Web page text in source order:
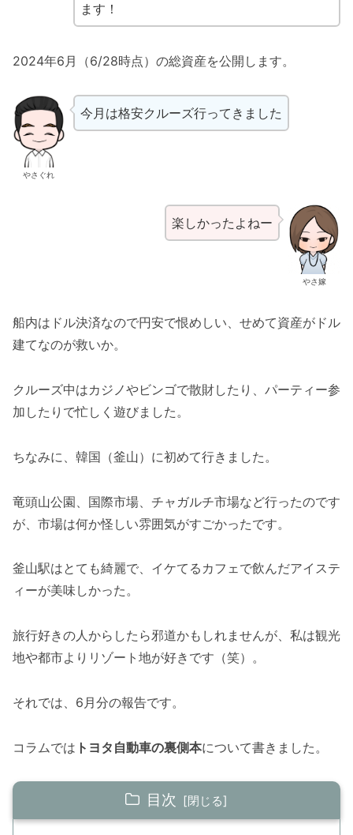
ます！
2024年6月（6/28時点）の総資産を公開します。
やさぐれ
今月は格安クルーズ行ってきました
やさ嫁
楽しかったよねー
船内はドル決済なので円安で恨めしい、せめて資産がドル
建てなのが救いか。
クルーズ中はカジノやビンゴで散財したり、パーティー参
加したりで忙しく遊びました。
ちなみに、韓国（釜山）に初めて行きました。
竜頭山公園、国際市場、チャガルチ市場など行ったのです
が、市場は何か怪しい雰囲気がすごかったです。
釜山駅はとても綺麗で、イケてるカフェで飲んだアイステ
ィーが美味しかった。
旅行好きの人からしたら邪道かもしれませんが、私は観光
地や都市よりリゾート地が好きです（笑）。
それでは、6月分の報告です。
コラムでは トヨタ自動車の裏側本について書きました。
目次